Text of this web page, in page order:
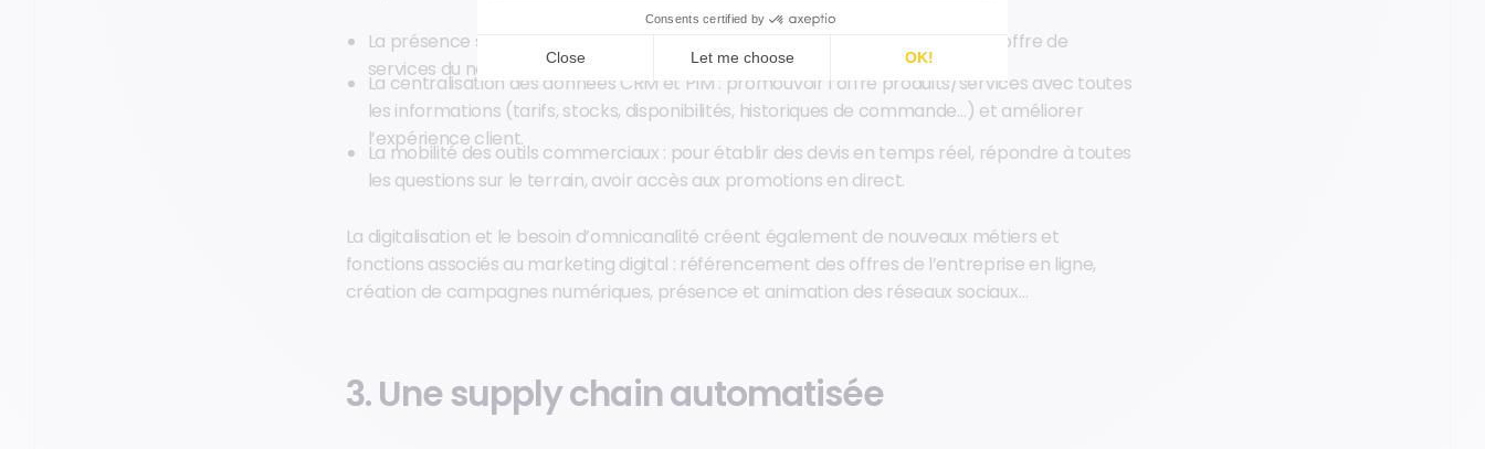
La présence sur les réseaux sociaux : mieux démarcher les clients, valoriser l’offre de
services du négoce, veiller sur les actions de la concurrence.
La centralisation des données CRM et PIM : promouvoir l’offre produits/services avec toutes
les informations (tarifs, stocks, disponibilités, historiques de commande…) et améliorer
l’expérience client.
La mobilité des outils commerciaux : pour établir des devis en temps réel, répondre à toutes
les questions sur le terrain, avoir accès aux promotions en direct.
La digitalisation et le besoin d’omnicanalité créent également de nouveaux métiers et
fonctions associés au marketing digital : référencement des offres de l’entreprise en ligne,
création de campagnes numériques, présence et animation des réseaux sociaux…
3. Une supply chain automatisée